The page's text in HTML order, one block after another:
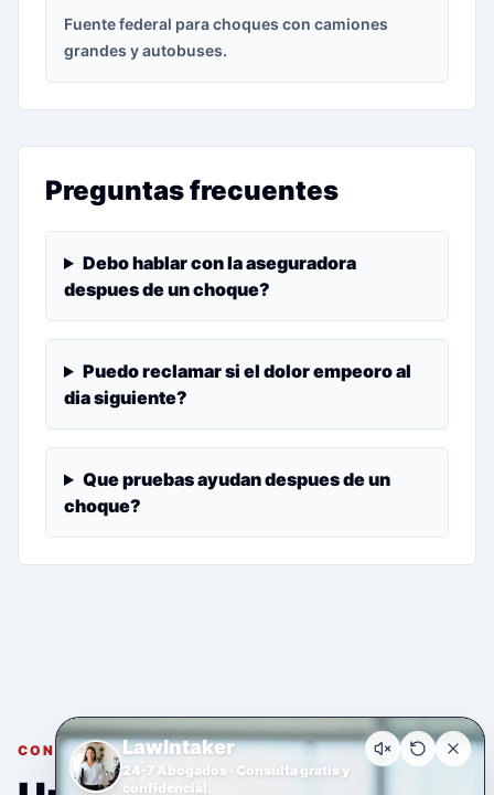
Fuente federal para choques con camiones
grandes y autobuses.
Preguntas frecuentes
Debo hablar con la aseguradora
despues de un choque?
Puedo reclamar si el dolor empeoro al
dia siguiente?
Que pruebas ayudan despues de un
choque?
CONSULTA GRATUITA Y CONFIDENCIAL
LawIntaker
24-7 Abogados · Consulta gratis y
confidencial.